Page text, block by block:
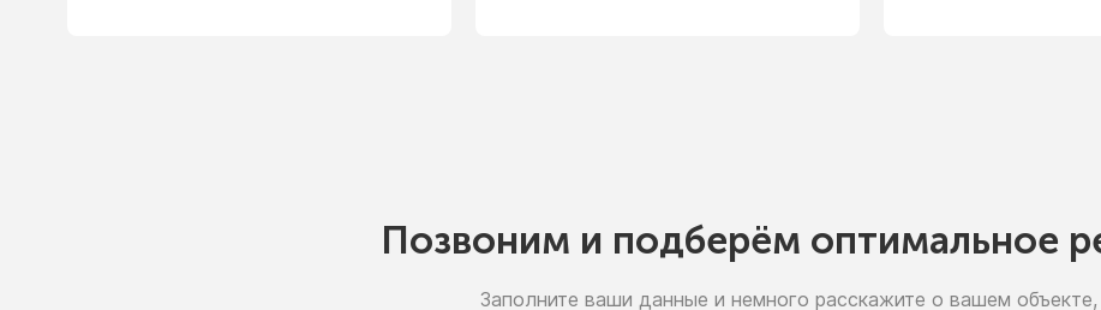
Позвоним и подберём оптимальное
Заполните ваши данные и немного расскажите о вашем